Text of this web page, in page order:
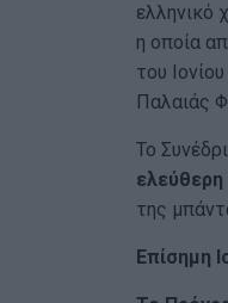
ελληνικό
η οποία
του
Παλαιάς
Το
ελεύθερη
της
Επίσημη